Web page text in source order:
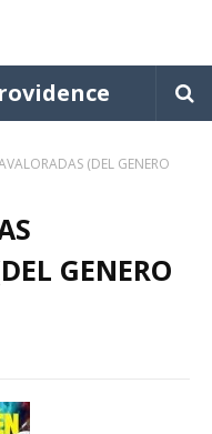
(DEL GENERO
GENERO